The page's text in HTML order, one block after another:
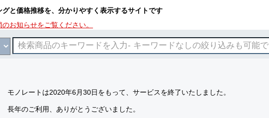
と価格推移を、分かりやすく表示するサイトです
お知らせをご覧ください。
モノレートは2020年6月30日をもって、サービスを終了いたしました。
長年のご利用、ありがとうございました。